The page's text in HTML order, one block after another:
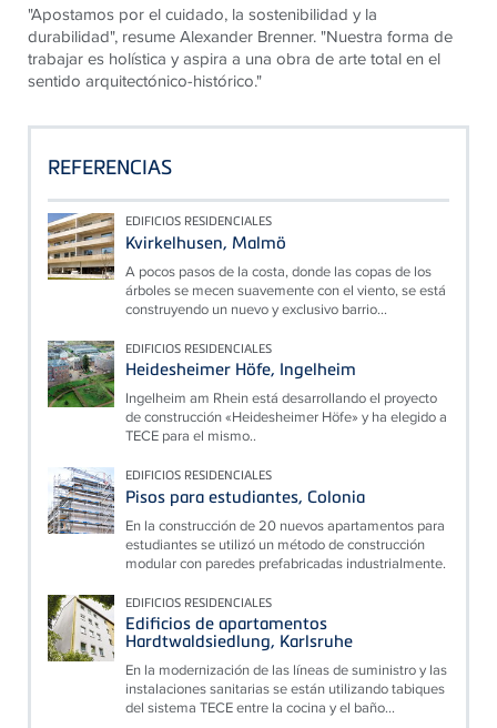
"Apostamos por el cuidado, la sostenibilidad y la
durabilidad", resume Alexander Brenner. "Nuestra forma de
trabajar es holística y aspira a una obra de arte total en el
sentido arquitectónico-histórico."
REFERENCIAS
EDIFICIOS RESIDENCIALES
Kvirkelhusen, Malmö
A pocos pasos de la costa, donde las copas de los
árboles se mecen suavemente con el viento, se está
construyendo un nuevo y exclusivo barrio...
EDIFICIOS RESIDENCIALES
Heidesheimer Höfe, Ingelheim
Ingelheim am Rhein está desarrollando el proyecto
de construcción «Heidesheimer Höfe» y ha elegido a
TECE para el mismo..
EDIFICIOS RESIDENCIALES
Pisos para estudiantes, Colonia
En la construcción de 20 nuevos apartamentos para
estudiantes se utilizó un método de construcción
modular con paredes prefabricadas industrialmente.
EDIFICIOS RESIDENCIALES
Edificios de apartamentos
Hardtwaldsiedlung, Karlsruhe
En la modernización de las líneas de suministro y las
instalaciones sanitarias se están utilizando tabiques
del sistema TECE entre la cocina y el baño...